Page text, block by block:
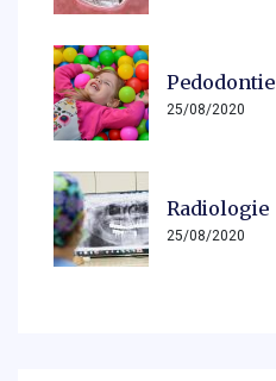
Pedodontie
25/08/2020
Radiologie
25/08/2020